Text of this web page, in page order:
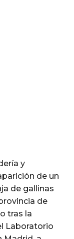
y
de un
de gallinas
de
tras la
Laboratorio